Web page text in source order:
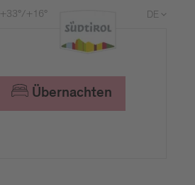
+33°/+16° DE
Übernachten